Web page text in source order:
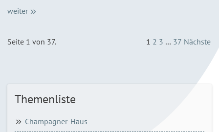
weiter
Seite 1 von 37. 1 2 3 … 37 Nächste
Themenliste
Champagner-Haus